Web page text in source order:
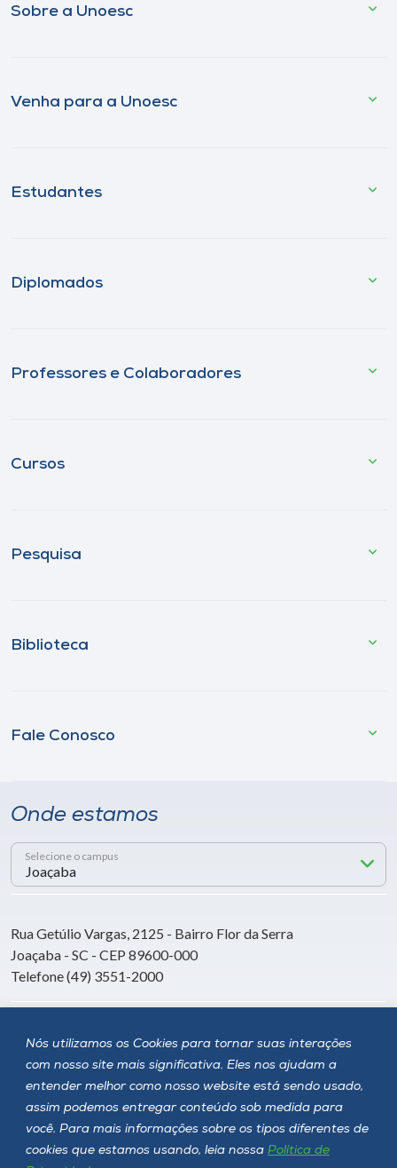
Nós utilizamos os Cookies para tornar suas interações
com nosso site mais significativa. Eles nos ajudam a
entender melhor como nosso website está sendo usado,
assim podemos entregar conteúdo sob medida para
você. Para mais informações sobre os tipos diferentes de
cookies que estamos usando, leia nossa Política de
Sobre a Unoesc
Venha para a Unoesc
Estudantes
Diplomados
Professores e Colaboradores
Cursos
Pesquisa
Biblioteca
Fale Conosco
Onde estamos
Selecione o campus
Rua Getúlio Vargas, 2125 - Bairro Flor da Serra
Joaçaba - SC - CEP 89600-000
Telefone (49) 3551-2000
Siga a Unoesc